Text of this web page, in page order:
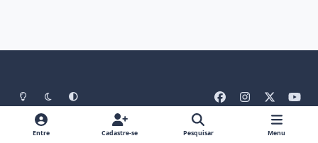
Light ModeDark ModeSystem Preference
a
n
o
u
Idiomas Tema Política De Privacidade
Contato
Entre Cadastre-se Pesquisar Menu